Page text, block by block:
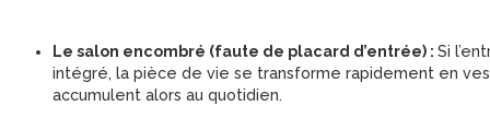
Le salon encombré (faute de placard d’entrée) : Si
intégré, la pièce de vie se transforme rapidement en
accumulent alors au quotidien.